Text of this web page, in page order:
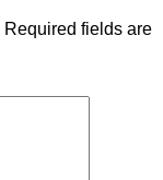
Required fields are